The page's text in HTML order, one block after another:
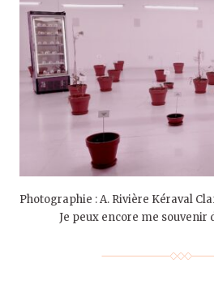
Photographie : A. Rivière Kéraval
Je peux encore me souvenir